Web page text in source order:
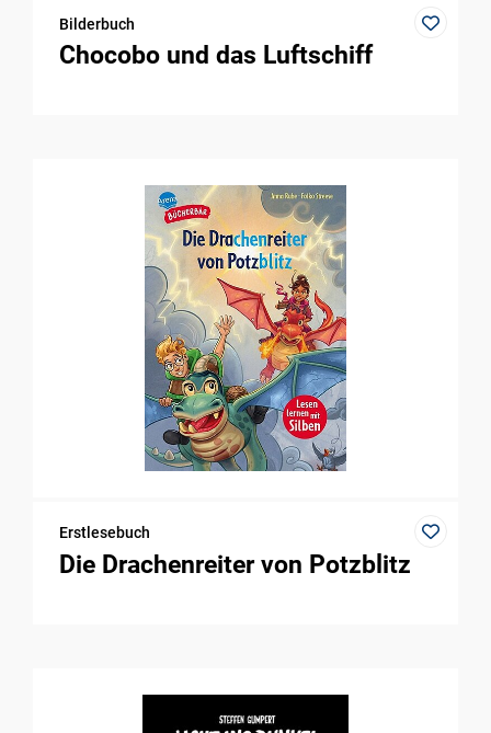
Bilderbuch
Chocobo und das Luftschiff
Erstlesebuch
Die Drachenreiter von Potzblitz